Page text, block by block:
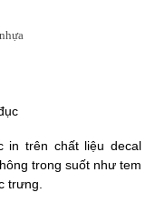
in trên chất liệu decal
trong suốt như tem
trưng.